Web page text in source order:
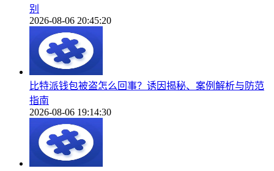
别
2026-08-06 20:45:20
比特派钱包被盗怎么回事？诱因揭秘、案例解析与防范
指南
2026-08-06 19:14:30